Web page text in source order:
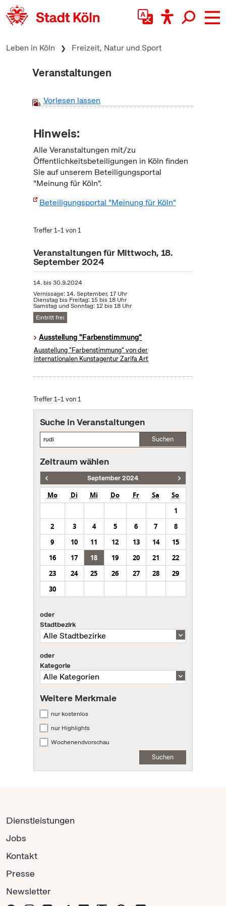
zum Inhalt springen
Leben in Köln Freizeit, Natur und Sport
Veranstaltungen
Vorlesen lassen
Hinweis:
Alle Veranstaltungen mit/zu
Öffentlichkeitsbeteiligungen in Köln finden
Sie auf unserem Beteiligungsportal
"Meinung für Köln".
Beteiligungsportal "Meinung für Köln"
Treffer 1–1 von 1
Veranstaltungen für Mittwoch, 18.
September 2024
14. bis30.9.2024
Vernissage: 14. September, 17 Uhr
Dienstag bis Freitag: 15 bis 18 Uhr
Samstag und Sonntag: 12 bis 18 Uhr
Eintritt frei
Ausstellung "Farbenstimmung"
Ausstellung "Farbenstimmung" von der
internationalen Kunstagentur Zarifa Art
Treffer 1–1 von 1
Suche in Veranstaltungen
Suchen
Zeitraum wählen
September 2024
Mo Di Mi Do Fr Sa
So
1
2
3 4 5 6 7
8
9
10 11 12 13 14
15
16
17 18 19 20 21
22
23
24 25 26 27 28
29
30
oder
Stadtbezirk
oder
Kategorie
Weitere Merkmale
nur kostenlos
nur Highlights
Wochenendvorschau
Suchen
Dienstleistungen
Jobs
Kontakt
Presse
Newsletter